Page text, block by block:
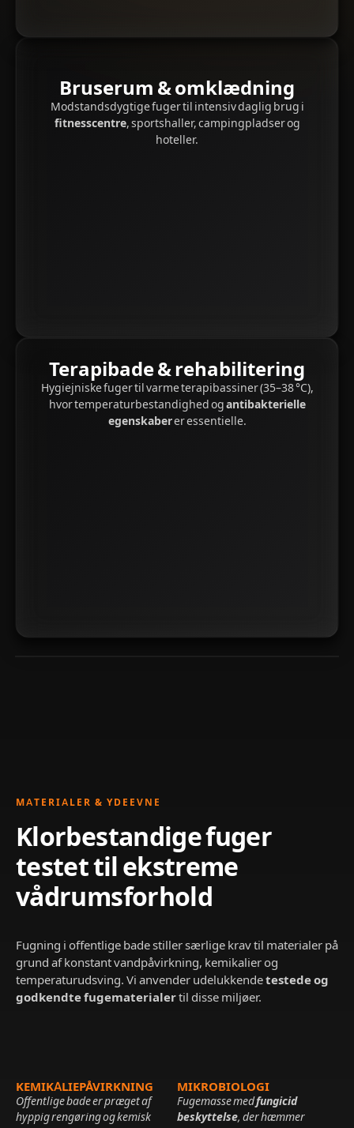
Bruserum & omklædning
Modstandsdygtige fuger til intensiv daglig brug i
fitnesscentre, sportshaller, campingpladser og
hoteller.
Terapibade & rehabilitering
Hygiejniske fuger til varme terapibassiner (35–38 °C),
hvor temperaturbestandighed ogantibakterielle
egenskaberer essentielle.
MATERIALER & YDEEVNE
Klorbestandige fuger
testet til ekstreme
vådrumsforhold
Fugning i offentlige bade stiller særlige krav til materialer på
grund af konstant vandpåvirkning, kemikalier og
temperaturudsving. Vi anvender udelukkendetestede og
godkendte fugematerialertil disse miljøer.
KEMIKALIEPÅVIRKNING
Offentlige bade er præget af
hyppig rengøring og kemisk
MIKROBIOLOGI
Fugemasse medfungicid
beskyttelse, der hæmmer